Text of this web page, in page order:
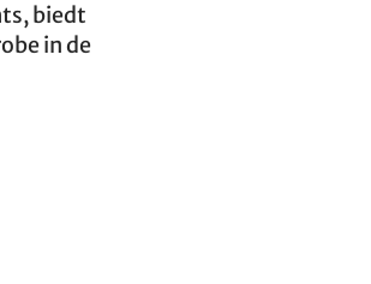
biedt
in de